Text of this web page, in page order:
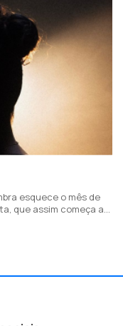
esquece o mês de
que assim começa a